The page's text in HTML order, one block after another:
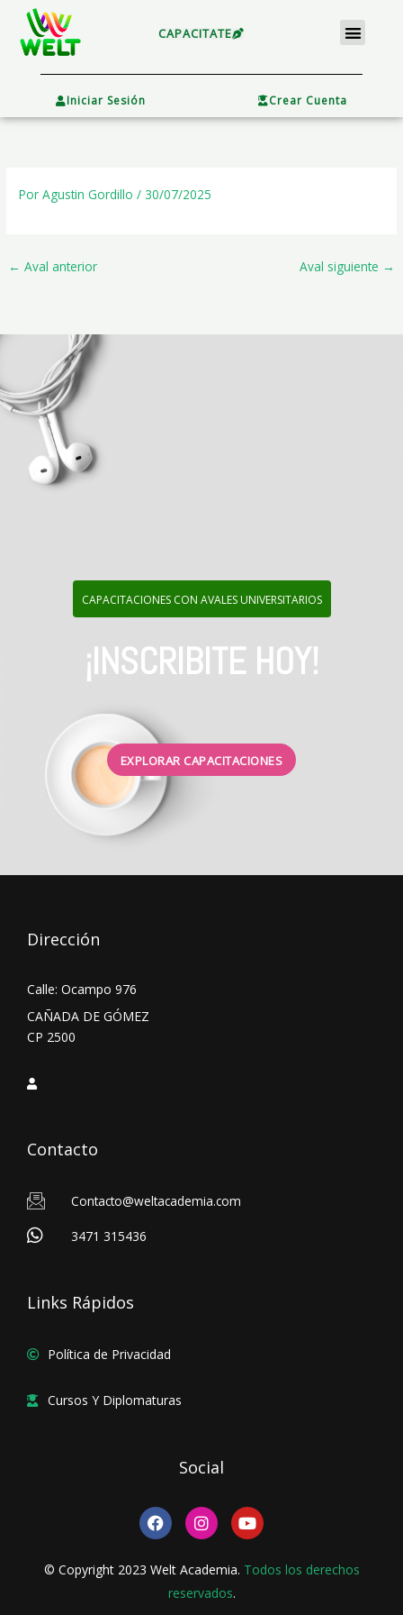
contenido
CAPACITATE Menu
Iniciar Sesión Crear Cuenta
PorAgustin Gordillo/30/07/2025
← Aval anterior Aval siguiente →
CAPACITACIONES CON AVALES UNIVERSITARIOS
¡INSCRIBITE HOY!
EXPLORAR CAPACITACIONES
Dirección
Calle: Ocampo 976
CAÑADA DE GÓMEZ
CP 2500
Contacto
Contacto@weltacademia.com
3471 315436
Links Rápidos
Política de Privacidad
Cursos Y Diplomaturas
Social
F
a
c
e
b
I
n
s
t
a
g
Y
o
u
t
u
© Copyright 2023 Welt Academia. Todos los derechos
reservados.